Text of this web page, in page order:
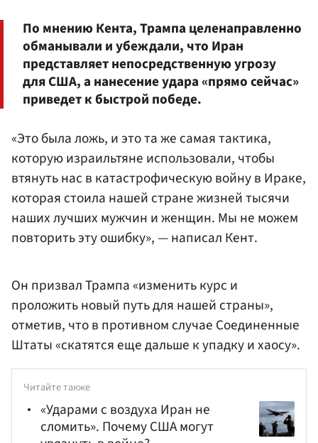
По мнению Кента, Трампа целенаправленно
обманывали и убеждали, что Иран
представляет непосредственную угрозу
для США, а нанесение удара «прямо сейчас»
приведет к быстрой победе.
«Это была ложь, и это та же самая тактика,
которую израильтяне использовали, чтобы
втянуть нас в катастрофическую войну в Ираке,
которая стоила нашей стране жизней тысячи
наших лучших мужчин и женщин. Мы не можем
повторить эту ошибку», — написал Кент.
Он призвал Трампа «изменить курс и
проложить новый путь для нашей страны»,
отметив, что в противном случае Соединенные
Штаты «скатятся еще дальше к упадку и хаосу».
Читайте также
«Ударами с воздуха Иран не
сломить». Почему США могут